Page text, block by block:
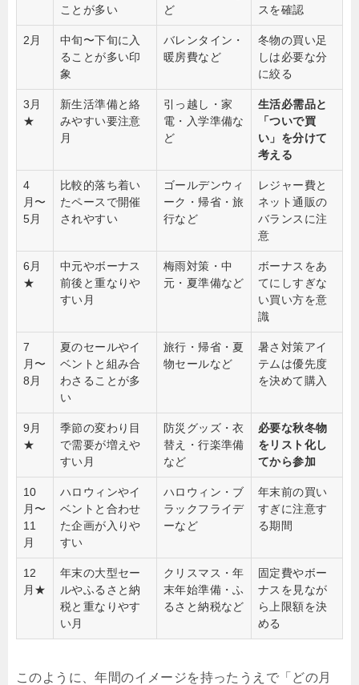
ことが多い
ど
スを確認
2月
中旬〜下旬に入
ることが多い印
象
バレンタイン・
暖房費など
冬物の買い足
しは必要な分
に絞る
3月
★
新生活準備と絡
みやすい要注意
月
引っ越し・家
電・入学準備な
ど
生活必需品と
「ついで買
い」を分けて
考える
4
月〜
5月
比較的落ち着い
たペースで開催
されやすい
ゴールデンウィ
ーク・帰省・旅
行など
レジャー費と
ネット通販の
バランスに注
意
6月
★
中元やボーナス
前後と重なりや
すい月
梅雨対策・中
元・夏準備など
ボーナスをあ
てにしすぎな
い買い方を意
識
7
月〜
8月
夏のセールやイ
ベントと組み合
わさることが多
い
旅行・帰省・夏
物セールなど
暑さ対策アイ
テムは優先度
を決めて購入
9月
★
季節の変わり目
で需要が増えや
すい月
防災グッズ・衣
替え・行楽準備
など
必要な秋冬物
をリスト化し
てから参加
10
月〜
11
月
ハロウィンやイ
ベントと合わせ
た企画が入りや
すい
ハロウィン・ブ
ラックフライデ
ーなど
年末前の買い
すぎに注意す
る期間
12
月★
年末の大型セー
ルやふるさと納
税と重なりやす
い月
クリスマス・年
末年始準備・ふ
るさと納税など
固定費やボー
ナスを見なが
ら上限額を決
める
このように、年間のイメージを持ったうえで「どの月